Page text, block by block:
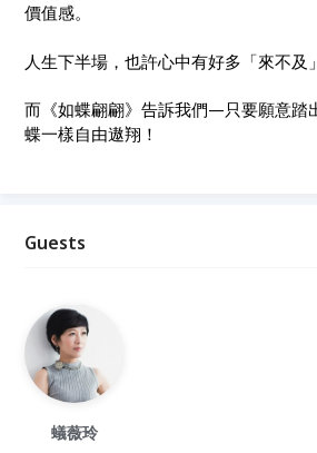
價值感。
人生下半場，也許心中有好多「來不及」
而《如蝶翩翩》告訴我們—只要願意踏
蝶一樣自由遨翔！
Guests
蟻薇玲